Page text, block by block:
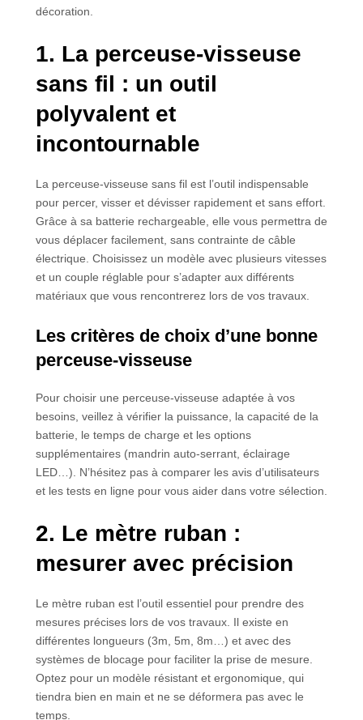
décoration.
1. La perceuse-visseuse
sans fil : un outil
polyvalent et
incontournable
La perceuse-visseuse sans fil est l’outil indispensable
pour percer, visser et dévisser rapidement et sans effort.
Grâce à sa batterie rechargeable, elle vous permettra de
vous déplacer facilement, sans contrainte de câble
électrique. Choisissez un modèle avec plusieurs vitesses
et un couple réglable pour s’adapter aux différents
matériaux que vous rencontrerez lors de vos travaux.
Les critères de choix d’une bonne
perceuse-visseuse
Pour choisir une perceuse-visseuse adaptée à vos
besoins, veillez à vérifier la puissance, la capacité de la
batterie, le temps de charge et les options
supplémentaires (mandrin auto-serrant, éclairage
LED…). N’hésitez pas à comparer les avis d’utilisateurs
et les tests en ligne pour vous aider dans votre sélection.
2. Le mètre ruban :
mesurer avec précision
Le mètre ruban est l’outil essentiel pour prendre des
mesures précises lors de vos travaux. Il existe en
différentes longueurs (3m, 5m, 8m…) et avec des
systèmes de blocage pour faciliter la prise de mesure.
Optez pour un modèle résistant et ergonomique, qui
tiendra bien en main et ne se déformera pas avec le
temps.